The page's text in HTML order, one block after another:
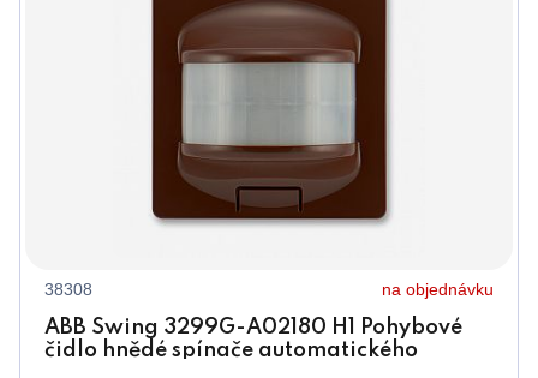
38308 na objednávku
ABB Swing 3299G-A02180 H1 Pohybové
čidlo hnědé spínače automatického